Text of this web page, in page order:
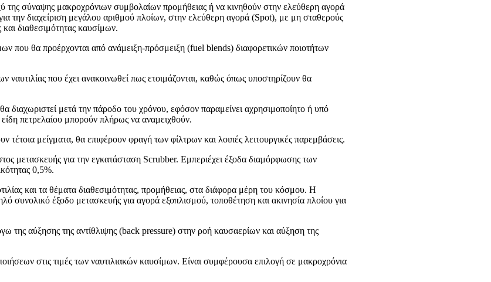
της σύναψης μακροχρόνιων συμβολαίων προμήθειας ή να κινηθούν στην ελεύθερη αγορά
την διαχείριση μεγάλου αριθμού πλοίων, στην ελεύθερη αγορά (Spot), με μη σταθερούς
διαθεσιμότητας καυσίμων.
που θα προέρχονται από ανάμειξη-πρόσμειξη (fuel blends) διαφορετικών ποιοτήτων
που έχει ανακοινωθεί πως ετοιμάζονται, καθώς όπως υποστηρίζουν θα
διαχωριστεί μετά την πάροδο του χρόνου, εφόσον παραμείνει αχρησιμοποίητο ή υπό
πετρελαίου μπορούν πλήρως να αναμειχθούν.
τέτοια μείγματα, θα επιφέρουν φραγή των φίλτρων και λοιπές λειτουργικές παρεμβάσεις.
μετασκευής για την εγκατάσταση Scrubber. Εμπεριέχει έξοδα διαμόρφωσης των
0,5%.
και τα θέματα διαθεσιμότητας, προμήθειας, στα διάφορα μέρη του κόσμου. Η
έξοδο μετασκευής για αγορά εξοπλισμού, τοποθέτηση και ακινησία πλοίου για
της αύξησης της αντίθλιψης (back pressure) στην ροή καυσαερίων και αύξηση της
στις τιμές των ναυτιλιακών καυσίμων. Είναι συμφέρουσα επιλογή σε μακροχρόνια